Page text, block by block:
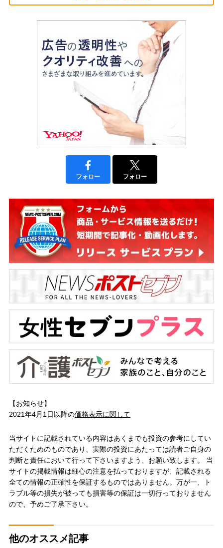
フォロー フォロー
【お知らせ】
2021年4月1日以降の価格表示に関して
当サイトに記載されている内容はあくまでも投資の参考にしてい
ただくためのものであり、実際の投資にあたっては読者ご自身の
判断と責任において行って下さいますよう、お願い致します。 当
サイトの掲載情報は細心の注意を払っておりますが、記載される
全ての情報の正確性を保証するものではありません。万が一、ト
ラブル等の損失が被っても損害等の保証は一切行っておりません
ので、予めご了承下さい。
他のオススメ記事